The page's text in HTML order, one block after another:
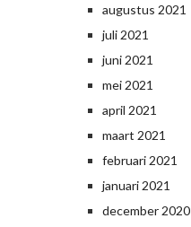
augustus 2021
juli 2021
juni 2021
mei 2021
april 2021
maart 2021
februari 2021
januari 2021
december 2020